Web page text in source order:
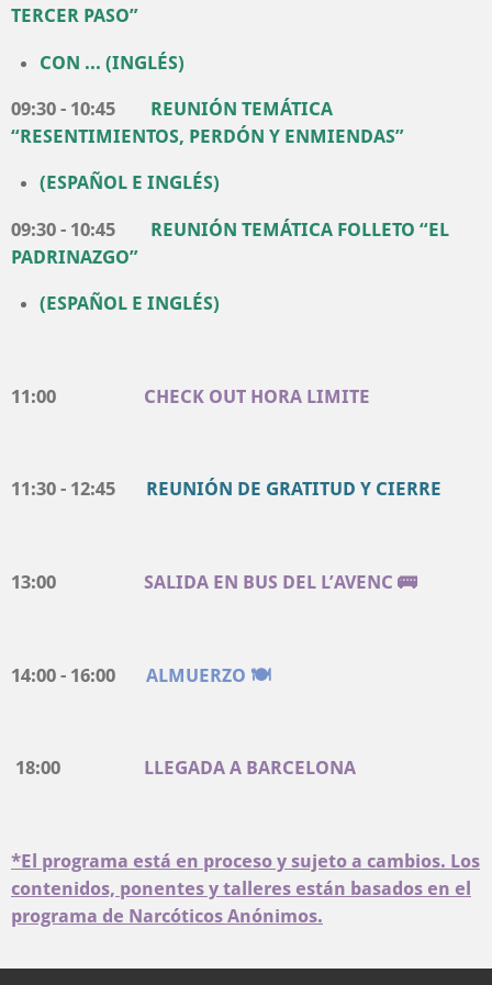
TERCER PASO”
CON ... (INGLÉS)
09:30 - 10:45 REUNIÓN TEMÁTICA
“RESENTIMIENTOS, PERDÓN Y ENMIENDAS”
(ESPAÑOL E INGLÉS)
09:30 - 10:45 REUNIÓN TEMÁTICA FOLLETO “EL
PADRINAZGO”
(ESPAÑOL E INGLÉS)
11:00 CHECK OUT HORA LIMITE
11:30 - 12:45 REUNIÓN DE GRATITUD Y CIERRE
13:00 SALIDA EN BUS DEL L’AVENC 🚌
14:00 - 16:00 ALMUERZO 🍽️
18:00 LLEGADA A BARCELONA
*El programa está en proceso y sujeto a cambios. Los
contenidos, ponentes y talleres están basados ​​en el
programa de Narcóticos Anónimos.